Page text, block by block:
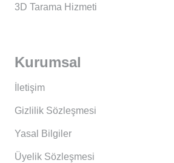
3D Tarama Hizmeti
Kurumsal
İletişim
Gizlilik Sözleşmesi
Yasal Bilgiler
Üyelik Sözleşmesi